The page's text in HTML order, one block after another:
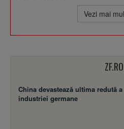
Vezi mai
ZF.RO
China devastează ultima redută a
industriei germane